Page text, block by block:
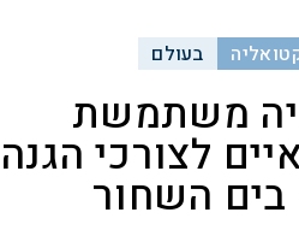
בעולם
משתמשת
לצורכי הגנה
בים השחור